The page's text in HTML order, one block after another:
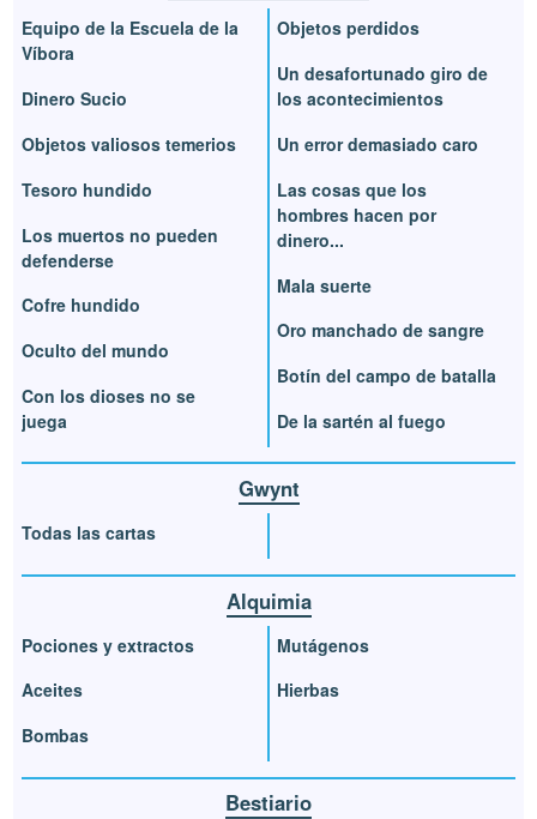
Equipo de la Escuela de la
Víbora
Dinero Sucio
Objetos valiosos temerios
Tesoro hundido
Los muertos no pueden
defenderse
Cofre hundido
Oculto del mundo
Con los dioses no se
juega
Objetos perdidos
Un desafortunado giro de
los acontecimientos
Un error demasiado caro
Las cosas que los
hombres hacen por
dinero...
Mala suerte
Oro manchado de sangre
Botín del campo de batalla
De la sartén al fuego
Gwynt
Todas las cartas
Alquimia
Pociones y extractos
Aceites
Bombas
Mutágenos
Hierbas
Bestiario